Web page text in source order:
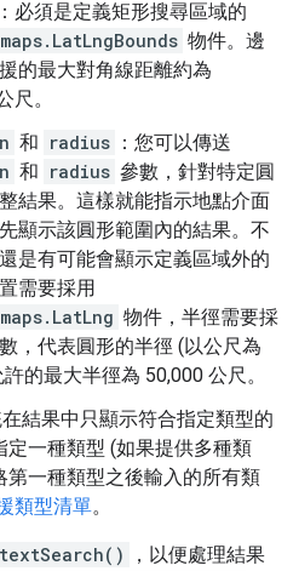
：必須是定義矩形搜尋區域的
物件。邊
的最大對角線距離約為
尺。
和 radius ：您可以傳送
和 radius 參數，針對特定圓
結果。這樣就能指示地點介面
顯示該圓形範圍內的結果。不
是有可能會顯示定義區域外的
需要採用
物件，半徑需要採
，代表圓形的半徑 (以公尺為
的最大半徑為 50,000 公尺。
在結果中只顯示符合指定類型的
定一種類型 (如果提供多種類
第一種類型之後輸入的所有類
類型清單。
textSearch()
，以便處理結果